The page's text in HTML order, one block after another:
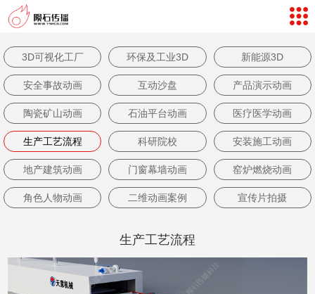
网站导航
数字孪生体验
案例视频
新闻中心
关于我们
联系我们
客户评价
3D可视化工厂 环保及工业3D 新能源3D
安全事故动画 互动沙盘 产品演示动画
陶瓷矿山动画 石油平台动画 医疗医学动画
生产工艺流程 科研院校 安装施工动画
地产建筑动画 门窗幕墙动画 窑炉燃烧动画
角色人物动画 二维动画案例 宣传片拍摄
生产工艺流程